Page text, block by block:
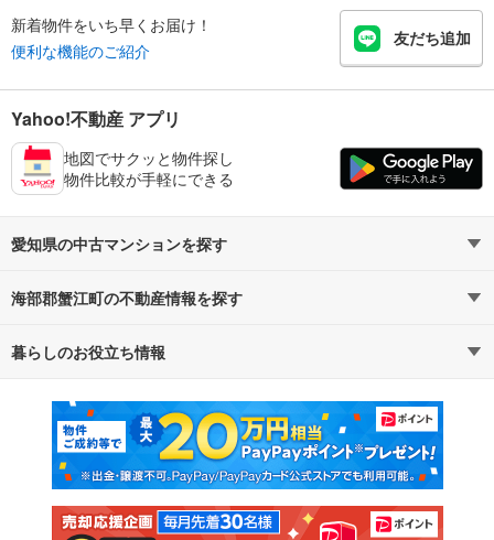
新着物件をいち早くお届け！
便利な機能のご紹介
友だち追加
Yahoo!不動産 アプリ
地図でサクッと物件探し
物件比較が手軽にできる
愛知県の中古マンションを探す
路線・駅から探す
通勤・通学時間から探す
海部郡蟹江町の不動産情報を探す
不動産・住宅
新築マンション 中古マンション
新築一戸建て 中古一戸建て
注文住宅 土地
暮らしのお役立ち情報
マンションカタログ 教えて！住まいの先生